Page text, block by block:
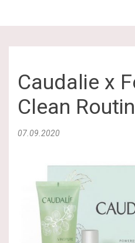
Caudalie x
Clean
07.09.2020